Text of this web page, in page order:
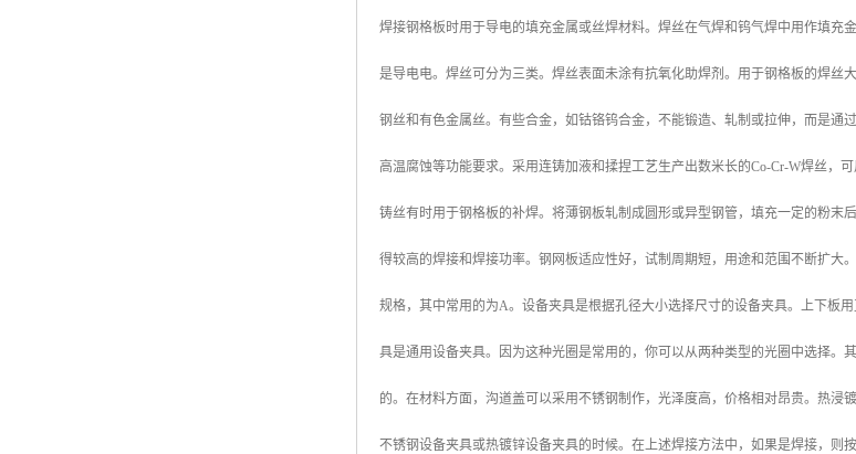
焊接钢格板时用于导电的填充金属或丝焊材料。焊丝在气焊和钨气焊中用作填充
是导电电。焊丝可分为三类。焊丝表面未涂有抗氧化助焊剂。用于钢格板的焊丝
钢丝和有色金属丝。有些合金，如钴铬钨合金，不能锻造、轧制或拉伸，而是通
高温腐蚀等功能要求。采用连铸加液和揉捏工艺生产出数米长的Co-Cr-W焊丝，
铸丝有时用于钢格板的补焊。将薄钢板轧制成圆形或异型钢管，填充一定的粉末
得较高的焊接和焊接功率。钢网板适应性好，试制周期短，用途和范围不断扩大
规格，其中常用的为A。设备夹具是根据孔径大小选择尺寸的设备夹具。上下板
具是通用设备夹具。因为这种光圈是常用的，你可以从两种类型的光圈中选择。
的。在材料方面，沟道盖可以采用不锈钢制作，光泽度高，价格相对昂贵。热浸
不锈钢设备夹具或热镀锌设备夹具的时候。在上述焊接方法中，如果是焊接，则